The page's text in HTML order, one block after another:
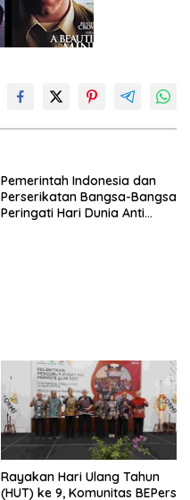
Pemerintah Indonesia dan
Perserikatan Bangsa-Bangsa
Peringati Hari Dunia Anti
Rayakan Hari Ulang Tahun
(HUT) ke 9, Komunitas BEPers